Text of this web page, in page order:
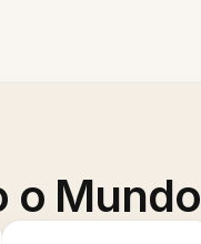
o Mundo